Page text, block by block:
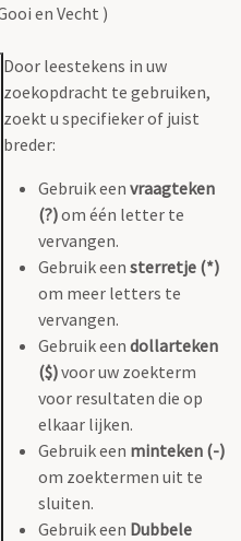
en Vecht )
Door leestekens in uw
zoekopdracht te gebruiken,
zoekt u specifieker of juist
breder:
Gebruik een vraagteken
(?)om één letter te
vervangen.
Gebruik een sterretje (*)
om meer letters te
vervangen.
Gebruik een dollarteken
($)voor uw zoekterm
voor resultaten die op
elkaar lijken.
Gebruik een minteken (-)
om zoektermen uit te
sluiten.
Gebruik een Dubbele